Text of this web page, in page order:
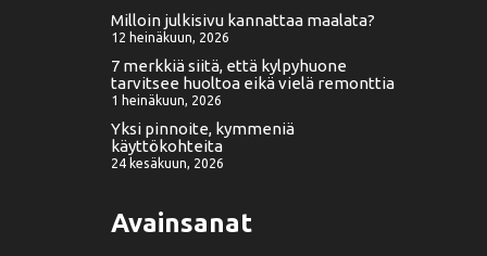
Milloin julkisivu kannattaa maalata?
12 heinäkuun, 2026
7 merkkiä siitä, että kylpyhuone
tarvitsee huoltoa eikä vielä remonttia
1 heinäkuun, 2026
Yksi pinnoite, kymmeniä
käyttökohteita
24 kesäkuun, 2026
Avainsanat